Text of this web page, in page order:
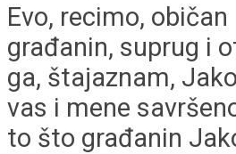
Evo, recimo, običan
građanin, suprug i
ga, štajaznam,
vas i mene
to što građanin